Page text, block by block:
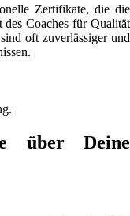
Zertifikate, die die
Coaches für Qualität
oft zuverlässiger und
über Deine